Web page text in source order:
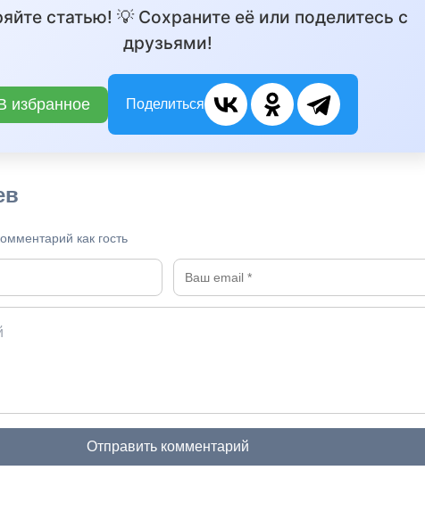
статью! 💡 Сохраните её или поделитесь с
друзьями!
избранное Поделиться
как гость
Отправить комментарий
BREAKING NEWS ///